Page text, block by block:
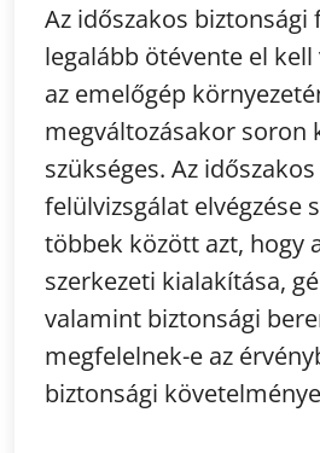
Az időszakos biztonsági
legalább ötévente el
az emelőgép
megváltozásakor soron
szükséges. Az
felülvizsgálat elvégzése
többek között azt, hogy
szerkezeti kialakítása,
valamint biztonsági
megfelelnek-e az
biztonsági